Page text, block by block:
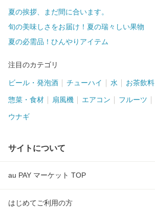
夏の挨拶、まだ間に合います。
旬の美味しさをお届け！夏の瑞々しい果物
夏の必需品！ひんやりアイテム
注目のカテゴリ
ビール・発泡酒 チューハイ 水 お茶飲料
惣菜・食材 扇風機 エアコン フルーツ
ウナギ
サイトについて
au PAY マーケット TOP
はじめてご利用の方